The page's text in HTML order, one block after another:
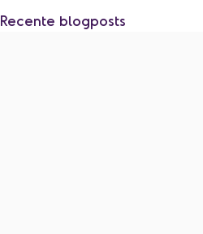
Recente blogposts